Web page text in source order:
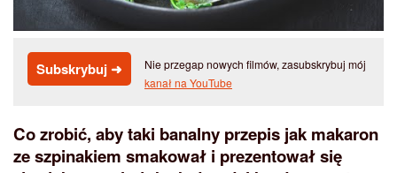
Subskrybuj ➜
Nie przegap nowych filmów, zasubskrybuj mój
kanał na YouTube
Co zrobić, aby taki banalny przepis jak makaron
ze szpinakiem smakował i prezentował się